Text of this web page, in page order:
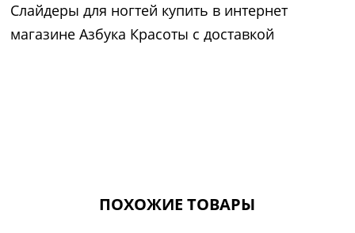
Слайдеры для ногтей купить в интернет
магазине Азбука Красоты с доставкой
ПОХОЖИЕ ТОВАРЫ